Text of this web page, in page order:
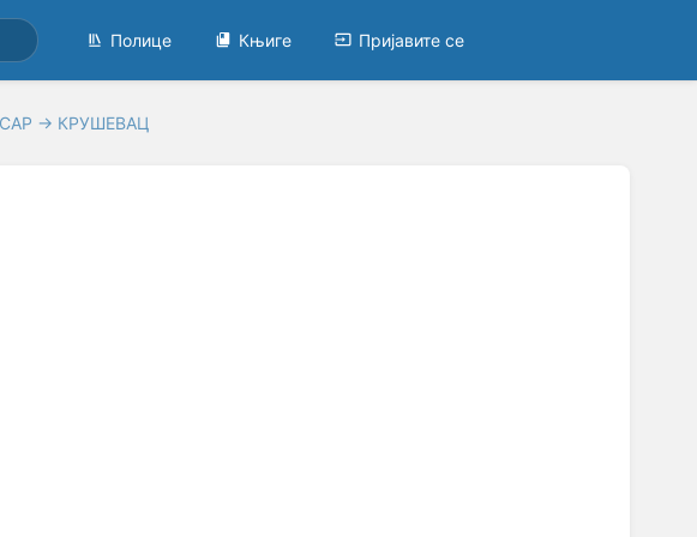
Полице Књиге Пријавите се
→ КРУШЕВАЦ